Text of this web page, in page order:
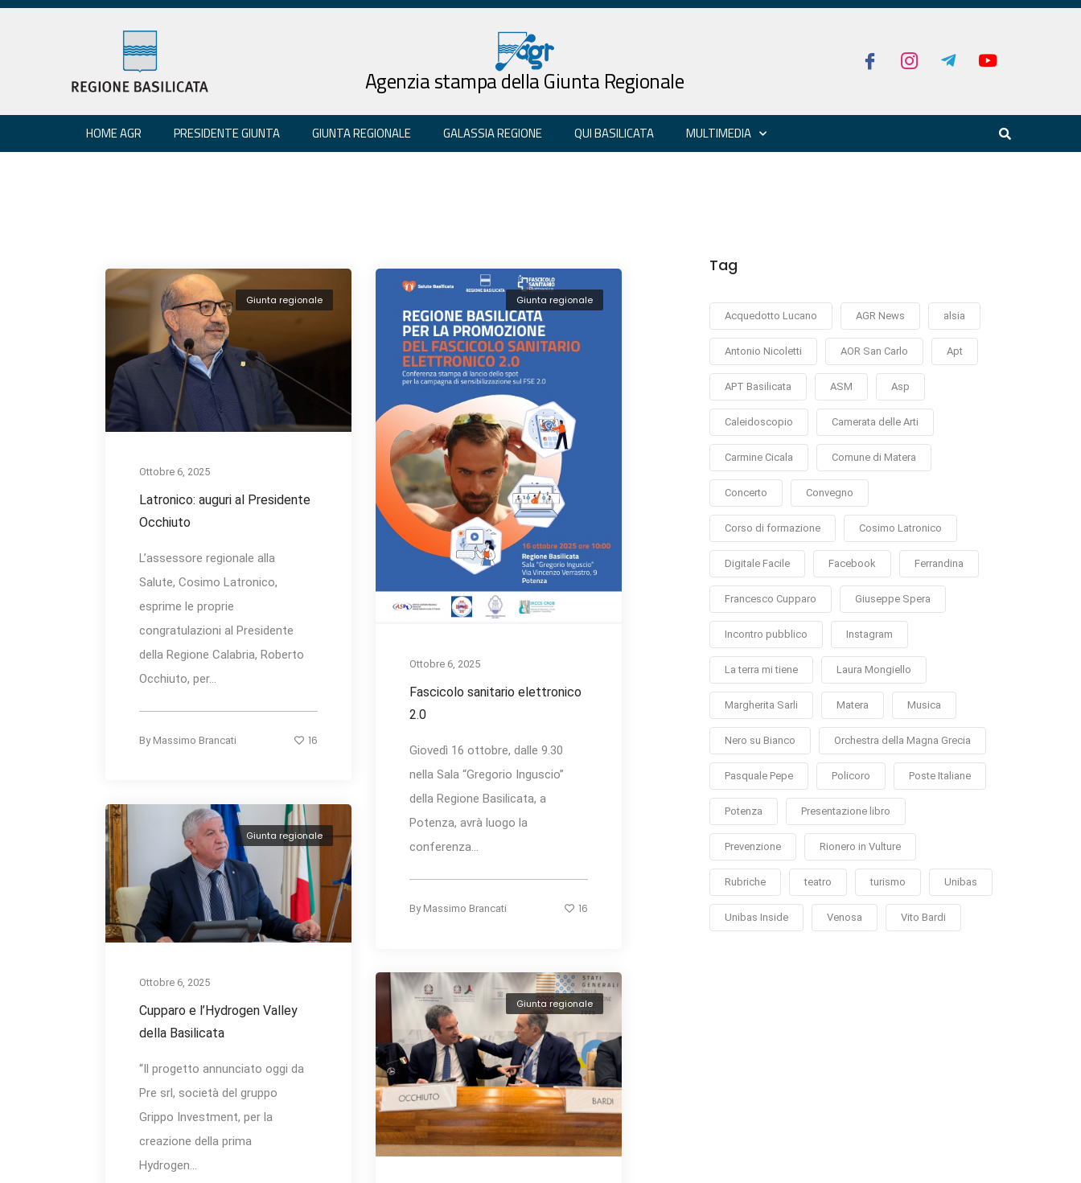
Agenzia stampa della Giunta Regionale
HOME AGR PRESIDENTE GIUNTA GIUNTA REGIONALE GALASSIA REGIONE QUI BASILICATA MULTIMEDIA
Giunta regionale
Ottobre 6, 2025
Latronico: auguri al Presidente
Occhiuto
L’assessore regionale alla
Salute, Cosimo Latronico,
esprime le proprie
congratulazioni al Presidente
della Regione Calabria, Roberto
Occhiuto, per...
By Massimo Brancati 16
Giunta regionale
Ottobre 6, 2025
Fascicolo sanitario elettronico
2.0
Giovedì 16 ottobre, dalle 9.30
nella Sala “Gregorio Inguscio”
della Regione Basilicata, a
Potenza, avrà luogo la
conferenza...
By Massimo Brancati 16
Giunta regionale
Ottobre 6, 2025
Cupparo e l’Hydrogen Valley
della Basilicata
“Il progetto annunciato oggi da
Pre srl, società del gruppo
Grippo Investment, per la
creazione della prima
Hydrogen...
Giunta regionale
Tag
Acquedotto Lucano AGR News alsia
Antonio Nicoletti AOR San Carlo Apt
APT Basilicata ASM Asp
Caleidoscopio Camerata delle Arti
Carmine Cicala Comune di Matera
Concerto Convegno
Corso di formazione Cosimo Latronico
Digitale Facile Facebook Ferrandina
Francesco Cupparo Giuseppe Spera
Incontro pubblico Instagram
La terra mi tiene Laura Mongiello
Margherita Sarli Matera Musica
Nero su Bianco Orchestra della Magna Grecia
Pasquale Pepe Policoro Poste Italiane
Potenza Presentazione libro
Prevenzione Rionero in Vulture
Rubriche teatro turismo Unibas
Unibas Inside Venosa Vito Bardi